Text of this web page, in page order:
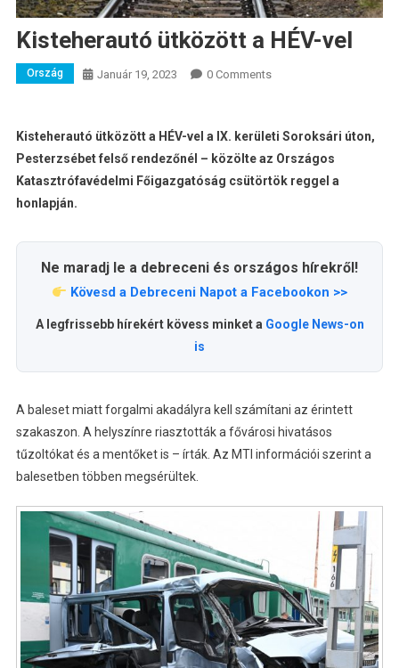
Kisteherautó ütközött a HÉV-vel
Ország Január 19, 2023 0 Comments
Kisteherautó ütközött a HÉV-vel a IX. kerületi Soroksári úton,
Pesterzsébet felső rendezőnél – közölte az Országos
Katasztrófavédelmi Főigazgatóság csütörtök reggel a
honlapján.
Ne maradj le a debreceni és országos hírekről!
Kövesd a Debreceni Napot a Facebookon >>
A legfrissebb hírekért kövess minket a Google News-on
is
A baleset miatt forgalmi akadályra kell számítani az érintett
szakaszon. A helyszínre riasztották a fővárosi hivatásos
tűzoltókat és a mentőket is – írták. Az MTI információi szerint a
balesetben többen megsérültek.